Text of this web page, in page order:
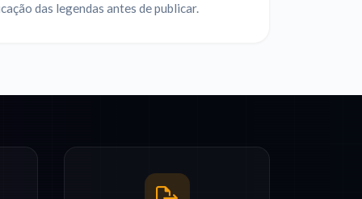
das legendas antes de publicar.